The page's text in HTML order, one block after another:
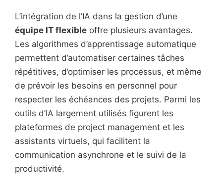
L’intégration de l’IA dans la gestion d’une
équipe IT flexible offre plusieurs avantages.
Les algorithmes d’apprentissage automatique
permettent d’automatiser certaines tâches
répétitives, d’optimiser les processus, et même
de prévoir les besoins en personnel pour
respecter les échéances des projets. Parmi les
outils d’IA largement utilisés figurent les
plateformes de project management et les
assistants virtuels, qui facilitent la
communication asynchrone et le suivi de la
productivité.